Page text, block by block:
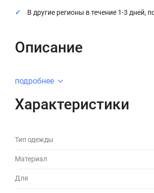
В другие регионы в течение 1-3 дней,
Описание
подробнее
Характеристики
Тип одежды
Материал
Для